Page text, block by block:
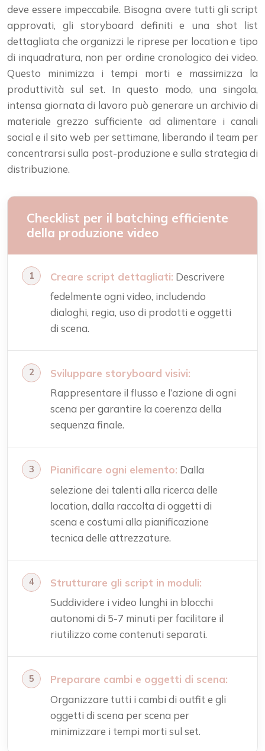
deve essere impeccabile. Bisogna avere tutti gli script
approvati, gli storyboard definiti e una shot list
dettagliata che organizzi le riprese per location e tipo
di inquadratura, non per ordine cronologico dei video.
Questo minimizza i tempi morti e massimizza la
produttività sul set. In questo modo, una singola,
intensa giornata di lavoro può generare un archivio di
materiale grezzo sufficiente ad alimentare i canali
social e il sito web per settimane, liberando il team per
concentrarsi sulla post-produzione e sulla strategia di
distribuzione.
Checklist per il batching efficiente
della produzione video
Creare script dettagliati: Descrivere
fedelmente ogni video, includendo
dialoghi, regia, uso di prodotti e oggetti
di scena.
Sviluppare storyboard visivi:
Rappresentare il flusso e l’azione di ogni
scena per garantire la coerenza della
sequenza finale.
Pianificare ogni elemento: Dalla
selezione dei talenti alla ricerca delle
location, dalla raccolta di oggetti di
scena e costumi alla pianificazione
tecnica delle attrezzature.
Strutturare gli script in moduli:
Suddividere i video lunghi in blocchi
autonomi di 5-7 minuti per facilitare il
riutilizzo come contenuti separati.
Preparare cambi e oggetti di scena:
Organizzare tutti i cambi di outfit e gli
oggetti di scena per scena per
minimizzare i tempi morti sul set.